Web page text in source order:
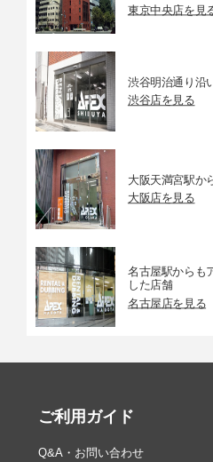
東京中央店を見
渋谷明治通り沿
渋谷店を見る
大阪天満宮駅か
大阪店を見る
名古屋駅からも
した店舗
名古屋店を見る
ご利用ガイド
Q&A・お問い合わせ